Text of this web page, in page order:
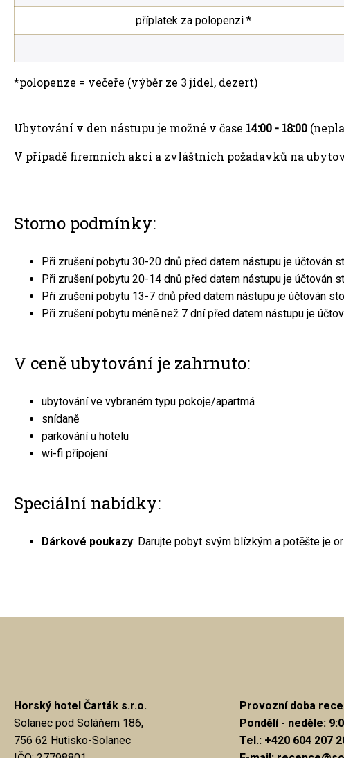
příplatek za polopenzi *
*polopenze = večeře (výběr ze 3 jídel, dezert)
Ubytování v den nástupu je možné v čase 14:00 - 18:00
V případě firemních akcí a zvláštních požadavků na
Storno podmínky:
Při zrušení pobytu 30-20 dnů před datem nástupu je účtován
Při zrušení pobytu 20-14 dnů před datem nástupu je účtován
Při zrušení pobytu 13-7 dnů před datem nástupu je účtován
Při zrušení pobytu méně než 7 dní před datem nástupu je
V ceně ubytování je zahrnuto:
ubytování ve vybraném typu pokoje/apartmá
snídaně
parkování u hotelu
wi-fi připojení
Speciální nabídky:
Dárkové poukazy: Darujte pobyt svým blízkým a potěšte je
Horský hotel Čarták s.r.o.
Solanec pod Soláňem 186,
756 62 Hutisko-Solanec
Provozní doba
Pondělí - neděle:
Tel.: +420 604 207